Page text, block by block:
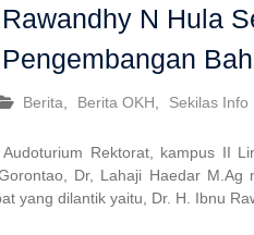
Rawandhy N Hula
Pengembangan
Berita Berita OKH Sekilas Info
Rektorat, kampus II
Dr, Lahaji Haedar
yang dilantik yaitu, Dr. H. Ibnu